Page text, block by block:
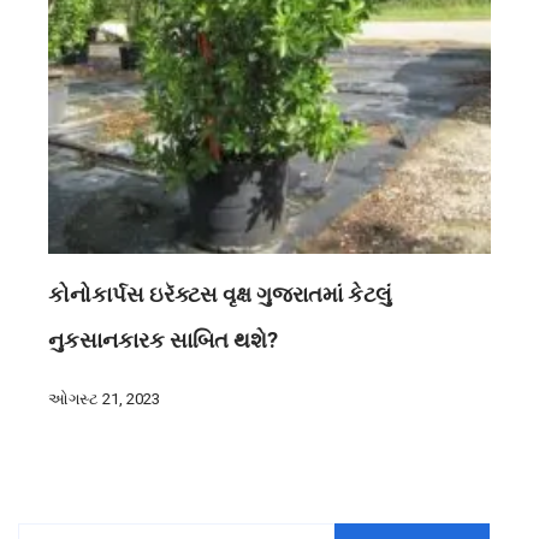
કોનોકાર્પસ ઇરૅક્ટસ વૃક્ષ ગુજરાતમાં કેટલું
નુકસાનકારક સાબિત થશે?
ઓગસ્ટ 21, 2023